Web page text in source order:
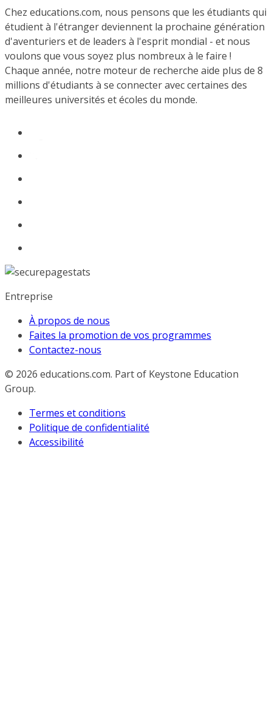
Chez educations.com, nous pensons que les étudiants qui
étudient à l'étranger deviennent la prochaine génération
d'aventuriers et de leaders à l'esprit mondial - et nous
voulons que vous soyez plus nombreux à le faire !
Chaque année, notre moteur de recherche aide plus de 8
millions d'étudiants à se connecter avec certaines des
meilleures universités et écoles du monde.
Entreprise
À propos de nous
Faites la promotion de vos programmes
Contactez-nous
© 2026 educations.com. Part of Keystone Education
Group.
Termes et conditions
Politique de confidentialité
Accessibilité